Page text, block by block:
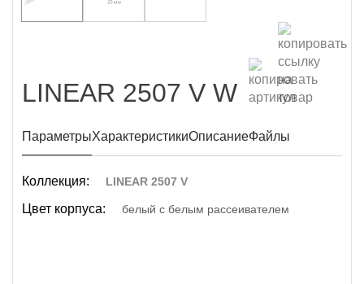
LINEAR 2507 V W
ПараметрыХарактеристикиОписаниеФайлы
Коллекция: LINEAR 2507 V
Цвет корпуса: белый с белым рассеивателем